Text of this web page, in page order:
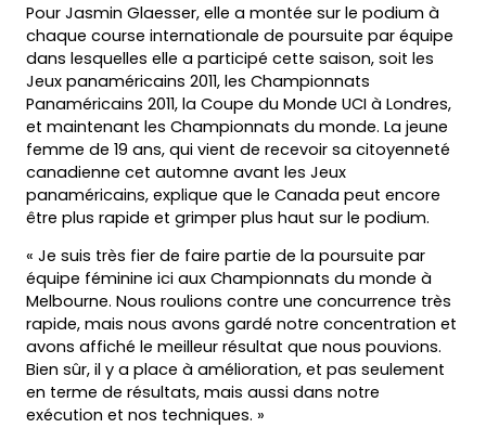
Pour Jasmin Glaesser, elle a montée sur le podium à
chaque course internationale de poursuite par équipe
dans lesquelles elle a participé cette saison, soit les
Jeux panaméricains 2011, les Championnats
Panaméricains 2011, la Coupe du Monde UCI à Londres,
et maintenant les Championnats du monde. La jeune
femme de 19 ans, qui vient de recevoir sa citoyenneté
canadienne cet automne avant les Jeux
panaméricains, explique que le Canada peut encore
être plus rapide et grimper plus haut sur le podium.
« Je suis très fier de faire partie de la poursuite par
équipe féminine ici aux Championnats du monde à
Melbourne. Nous roulions contre une concurrence très
rapide, mais nous avons gardé notre concentration et
avons affiché le meilleur résultat que nous pouvions.
Bien sûr, il y a place à amélioration, et pas seulement
en terme de résultats, mais aussi dans notre
exécution et nos techniques. »